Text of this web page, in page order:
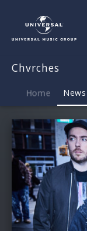
Chvrches
Home News